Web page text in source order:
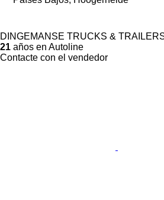
DINGEMANSE TRUCKS &
21 años en Autoline
Contacte con el vendedor